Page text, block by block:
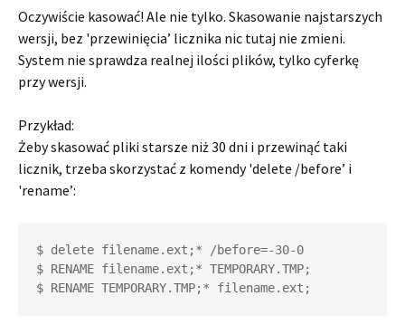
Oczywiście kasować! Ale nie tylko. Skasowanie najstarszych
wersji, bez 'przewinięcia’ licznika nic tutaj nie zmieni.
System nie sprawdza realnej ilości plików, tylko cyferkę
przy wersji.
Przykład:
Żeby skasować pliki starsze niż 30 dni i przewinąć taki
licznik, trzeba skorzystać z komendy 'delete /before’ i
'rename’:
$ delete filename.ext;* /before=-30-0
$ RENAME filename.ext;* TEMPORARY.TMP;
$ RENAME TEMPORARY.TMP;* filename.ext;